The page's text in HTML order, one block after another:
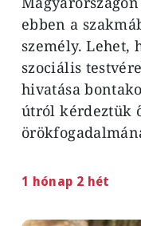
ebben a
személy. Lehet,
szociális
hivatása
útról kérdeztük
1 hónap 2 hét